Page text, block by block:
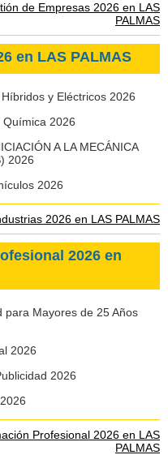
de Empresas 2026 en LAS
PALMAS
en LAS PALMAS
y Eléctricos 2026
2026
A LA MECÁNICA
2026
2026
2026 en LAS PALMAS
2026 en
para Mayores de 25 Años
2026
2026
Profesional 2026 en LAS
PALMAS